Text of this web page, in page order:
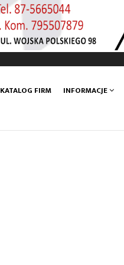
KATALOG FIRM INFORMACJE